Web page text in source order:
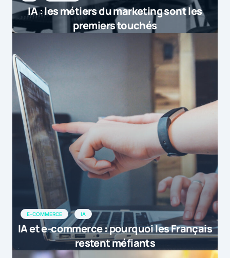
IA : les métiers du marketing sont les
premiers touchés
E-COMMERCE IA
IA et e-commerce : pourquoi les Français
restent méfiants